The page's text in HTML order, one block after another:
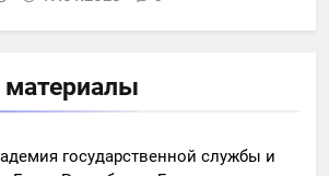
государственной службы и